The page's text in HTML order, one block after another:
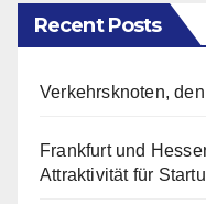
Recent Posts
Verkehrsknoten,
Frankfurt und
Attraktivität für